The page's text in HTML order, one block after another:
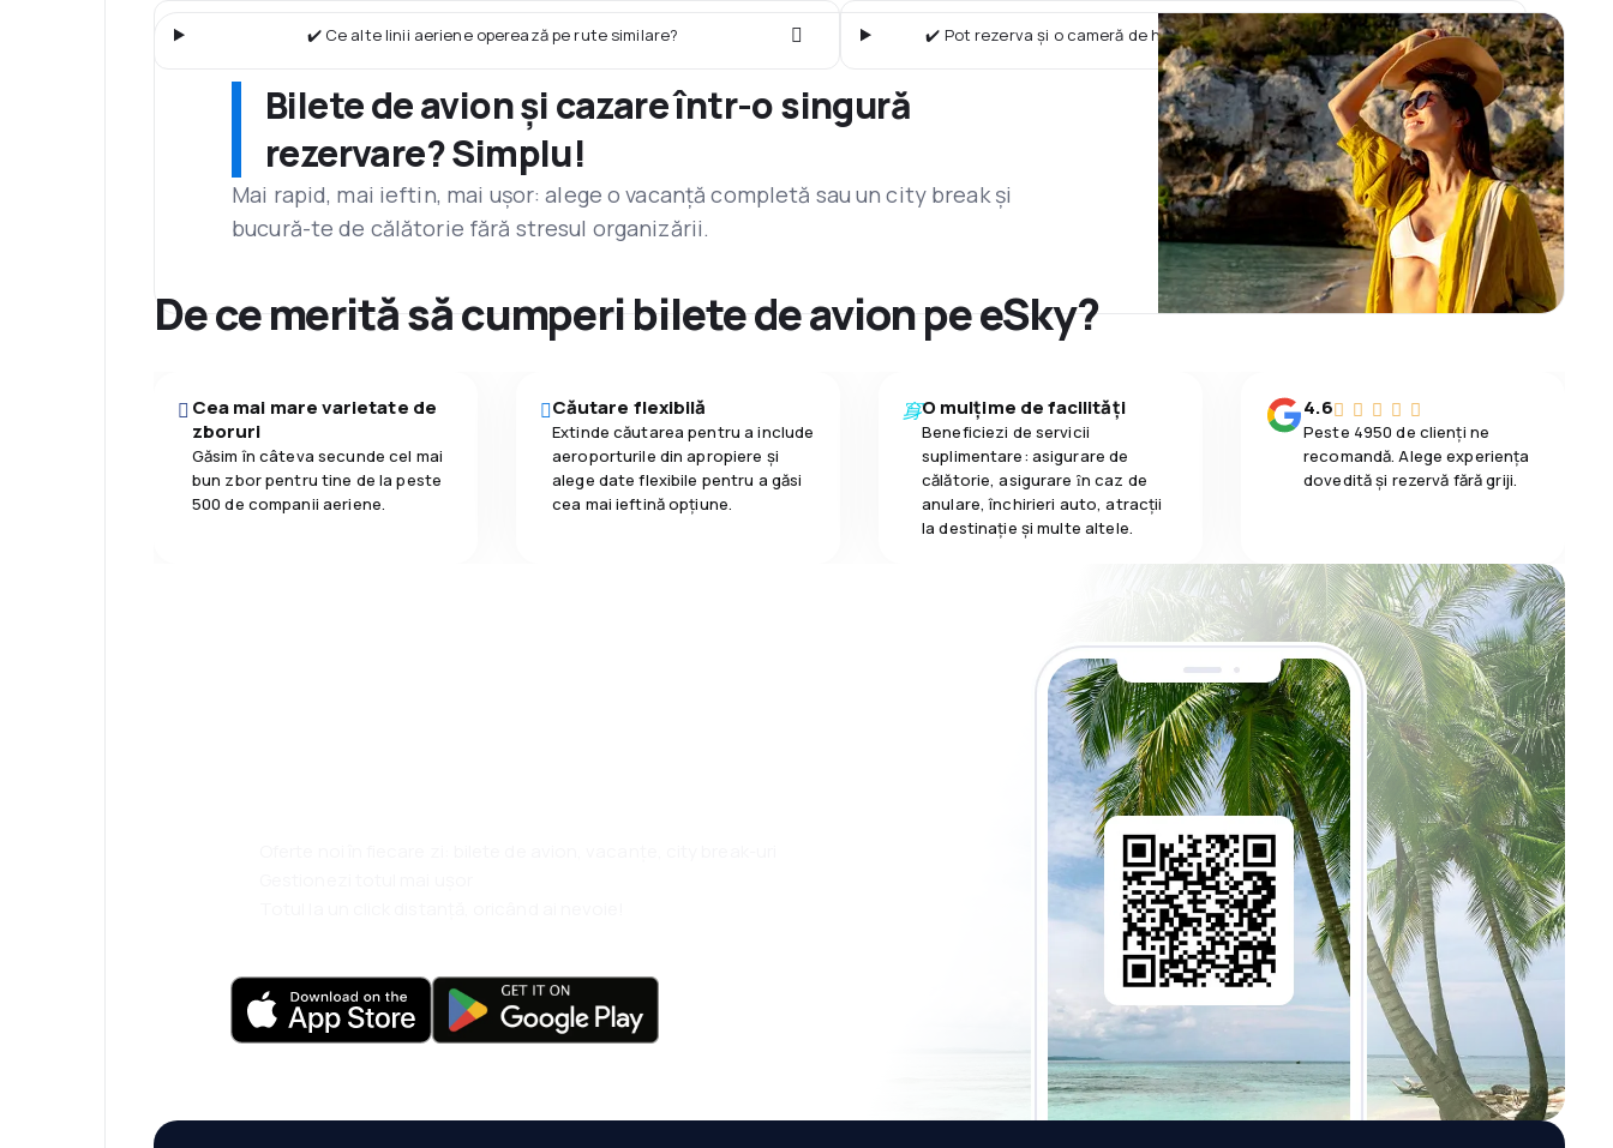
✔️ Ce alte linii aeriene operează pe rute similare? ✔️ Pot rezerva și o cameră de hotel împreună cu zborul ANA Wings?
Bilete de avion și cazare într-o singură
rezervare? Simplu!
Mai rapid, mai ieftin, mai ușor: alege o vacanță completă sau un city break și
bucură-te de călătorie fără stresul organizării.
De ce merită să cumperi bilete de avion pe eSky?
Cea mai mare varietate de
zboruri
Găsim în câteva secunde cel mai
bun zbor pentru tine de la peste
500 de companii aeriene.
Căutare flexibilă
Extinde căutarea pentru a include
aeroporturile din apropiere și
alege date flexibile pentru a găsi
cea mai ieftină opțiune.
O mulțime de facilități
Beneficiezi de servicii
suplimentare: asigurare de
călătorie, asigurare ȋn caz de
anulare, închirieri auto, atracții
la destinaţie și multe altele.
4.6
Peste 4950 de clienți ne
recomandă. Alege experiența
dovedită și rezervă fără griji.